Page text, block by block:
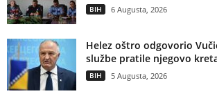
BIH 6 Augusta, 2026
Helez oštro odgovorio
službe pratile njegovo
BIH 5 Augusta, 2026